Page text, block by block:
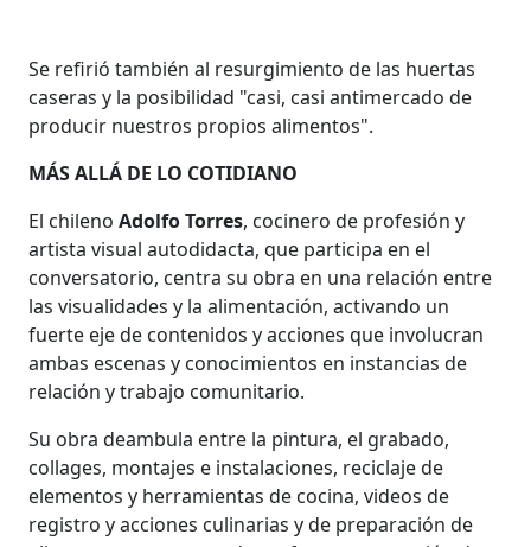
Se refirió también al resurgimiento de las huertas
caseras y la posibilidad "casi, casi antimercado de
producir nuestros propios alimentos".
MÁS ALLÁ DE LO COTIDIANO
El chilenoAdolfo Torres, cocinero de profesión y
artista visual autodidacta, que participa en el
conversatorio, centra su obra en una relación entre
las visualidades y la alimentación, activando un
fuerte eje de contenidos y acciones que involucran
ambas escenas y conocimientos en instancias de
relación y trabajo comunitario.
Su obra deambula entre la pintura, el grabado,
collages, montajes e instalaciones, reciclaje de
elementos y herramientas de cocina, videos de
registro y acciones culinarias y de preparación de